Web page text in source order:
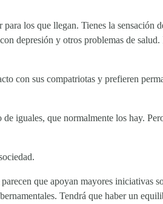
los que llegan. Tienes la sensación
depresión y otros problemas de
con sus compatriotas y prefieren
iguales, que normalmente los hay.
que apoyan mayores iniciativas
Tendrá que haber un